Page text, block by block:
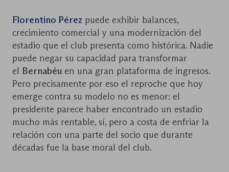
Florentino Pérez puede exhibir balances,
crecimiento comercial y una modernización del
estadio que el club presenta como histórica. Nadie
puede negar su capacidad para transformar
el Bernabéu en una gran plataforma de ingresos.
Pero precisamente por eso el reproche que hoy
emerge contra su modelo no es menor: el
presidente parece haber encontrado un estadio
mucho más rentable, sí, pero a costa de enfriar la
relación con una parte del socio que durante
décadas fue la base moral del club.